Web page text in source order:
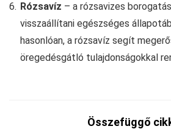
Rózsavíz – a rózsavizes
visszaállítani egészséges
hasonlóan, a rózsavíz segít
öregedésgátló tulajdonságokkal
Összefüggő